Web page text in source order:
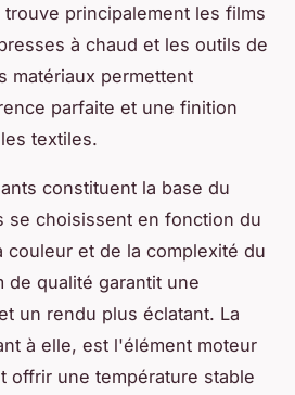
principalement les films
à chaud et les outils de
matériaux permettent
parfaite et une finition
textiles.
constituent la base du
se choisissent en fonction du
couleur et de la complexité du
de qualité garantit une
un rendu plus éclatant. La
à elle, est l'élément moteur
offrir une température stable